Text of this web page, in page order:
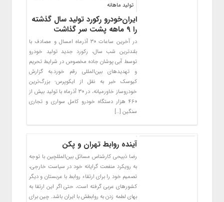
تولید ماهانه
ایران‌خودرو رکورد تولید سال گذشته
را ۹ ماهه پشت سر گذاشت
در آخرین ساعات ۳۰ آذرماه امسال و مصادف با
بلندترین شب سال، رکورد جدید تولید خودرو
توسط آبی پوشان جاده مخصوص در شرایط تحریم
و تهدیدهای بین‌المللی رقم خورد.به گزارش
کیوسک خبر به نقل از ایکوپرس- بزرگ‌ترین
خودروساز خاورمیانه، در ۳۰ آذرماه با تولید بیش از
۴۶۰ هزار دستگاه خودرو کامل سواری و تجاری
سنگین […]
آینده روابط تهران و پکن
رضا ذبیحی کارشناس مسائل بین‌المللچین با توجه
به رویکرد منفعت گرایانه خود در سیاست خارجی،
تصمیم خود را برای ارتقاء روابط با عربستان و دیگر
کشورهای عربی گرفته است، حتی اگر این ارتقا به
بهای لطمه زدن به روابطش با ایران باشد. چین برای